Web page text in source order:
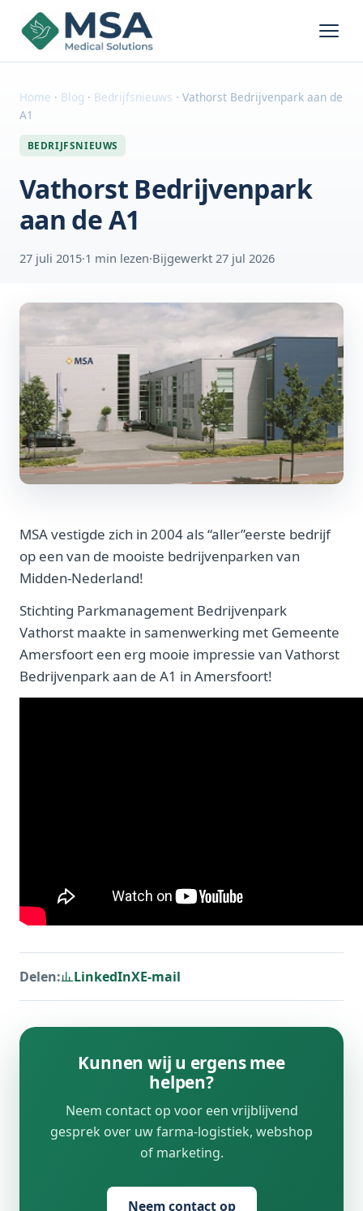
Home · Blog · Bedrijfsnieuws · Vathorst Bedrijvenpark aan de
A1
BEDRIJFSNIEUWS
Vathorst Bedrijvenpark
aan de A1
27 juli 2015·1 min lezen·Bijgewerkt 27 jul 2026
MSA vestigde zich in 2004 als “aller”eerste bedrijf
op een van de mooiste bedrijvenparken van
Midden-Nederland!
Stichting Parkmanagement Bedrijvenpark
Vathorst maakte in samenwerking met Gemeente
Amersfoort een erg mooie impressie van Vathorst
Bedrijvenpark aan de A1 in Amersfoort!
Delen: LinkedInXE-mail
Kunnen wij u ergens mee
helpen?
Neem contact op voor een vrijblijvend
gesprek over uw farma-logistiek, webshop
of marketing.
Neem contact op